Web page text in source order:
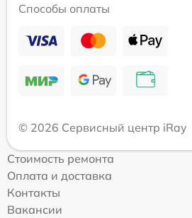
Способы оплаты
© 2026 Сервисный центр iRay
Стоимость ремонта
Оплата и доставка
Контакты
Вакансии